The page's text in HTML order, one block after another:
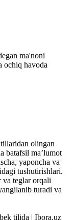
ma'noni
ochiq havoda
olingan
batafsil maʼlumot
yaponcha va
tushutirishlari.
va teglar orqali
turadi va
tilida | Ibora.uz